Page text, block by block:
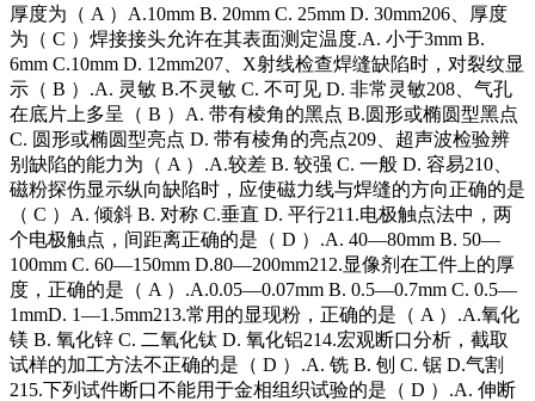
厚度为（ A ）A.10mm B. 20mm C. 25mm D. 30mm206、厚度
为（ C ）焊接接头允许在其表面测定温度.A. 小于3mm B.
6mm C.10mm D. 12mm207、X射线检查焊缝缺陷时，对裂纹显
示（ B ）.A. 灵敏 B.不灵敏 C. 不可见 D. 非常灵敏208、气孔
在底片上多呈（ B ）A. 带有棱角的黑点 B.圆形或椭圆型黑点
C. 圆形或椭圆型亮点 D. 带有棱角的亮点209、超声波检验辨
别缺陷的能力为（ A ）.A.较差 B. 较强 C. 一般 D. 容易210、
磁粉探伤显示纵向缺陷时，应使磁力线与焊缝的方向正确的是
（ C ）A. 倾斜 B. 对称 C.垂直 D. 平行211.电极触点法中，两
个电极触点，间距离正确的是（ D ）.A. 40—80mm B. 50—
100mm C. 60—150mm D.80—200mm212.显像剂在工件上的厚
度，正确的是（ A ）.A.0.05—0.07mm B. 0.5—0.7mm C. 0.5—
1mmD. 1—1.5mm213.常用的显现粉，正确的是（ A ）.A.氧化
镁 B. 氧化锌 C. 二氧化钛 D. 氧化铝214.宏观断口分析，截取
试样的加工方法不正确的是（ D ）.A. 铣 B. 刨 C. 锯 D.气割
215.下列试件断口不能用于金相组织试验的是（ D ）.A. 伸断